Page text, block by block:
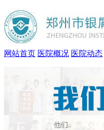
网站首页 医院概况 医院动态